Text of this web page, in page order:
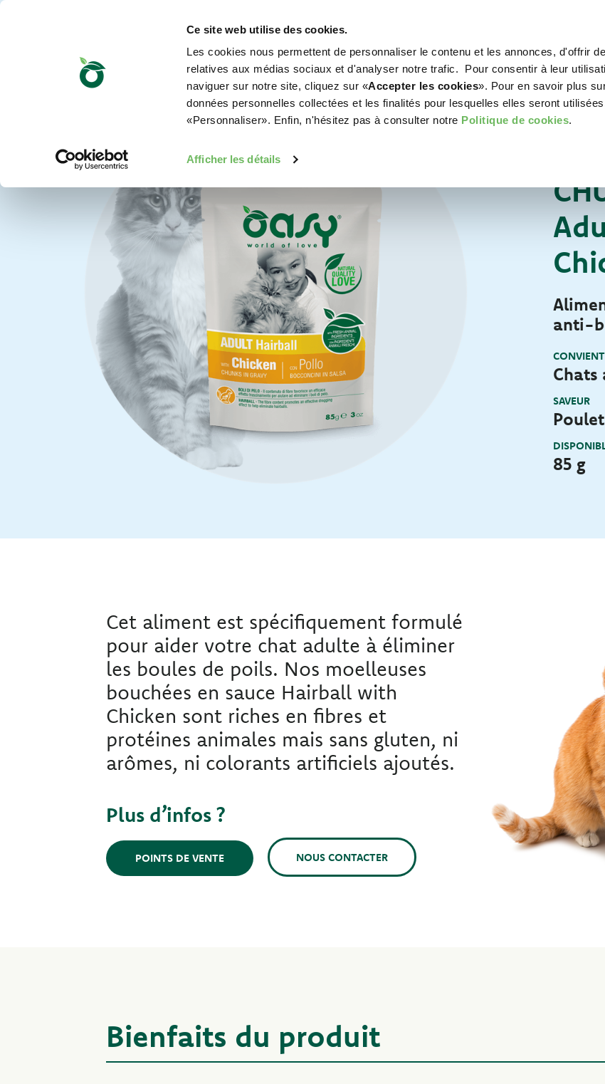
Ce site web utilise des cookies.
Les cookies nous permettent de personnaliser le contenu et les annonces, d'offrir
relatives aux médias sociaux et d'analyser notre trafic. Pour consentir à leur
naviguer sur notre site, cliquez sur «Accepter les cookies». Pour en savoir plus
données personnelles collectées et les finalités pour lesquelles elles seront
«Personnaliser». Enfin, n'hésitez pas à consulter notre Politique de cookies.
Afficher les détails
WORLD OF LOVE POUR VOTRE CHIEN
anti-
Chats
SAVEUR
Poulet
85 g
Cet aliment est spécifiquement formulé
pour aider votre chat adulte à éliminer
les boules de poils. Nos moelleuses
bouchées en sauce Hairball with
Chicken sont riches en fibres et
protéines animales mais sans gluten, ni
arômes, ni colorants artificiels ajoutés.
Plus d’infos ?
POINTS DE VENTE NOUS CONTACTER
Bienfaits du produit